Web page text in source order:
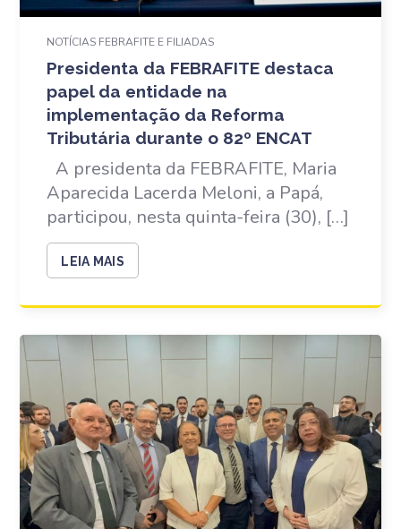
NOTÍCIAS FEBRAFITE E FILIADAS
Presidenta da FEBRAFITE destaca
papel da entidade na
implementação da Reforma
Tributária durante o 82º ENCAT
A presidenta da FEBRAFITE, Maria
Aparecida Lacerda Meloni, a Papá,
participou, nesta quinta-feira (30), […]
LEIA MAIS